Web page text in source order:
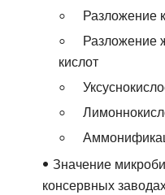
Разложение
Разложение
кислот
Значение
консервных